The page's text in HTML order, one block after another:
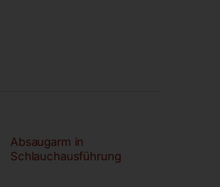
Absaugarm in
Schlauchausführung